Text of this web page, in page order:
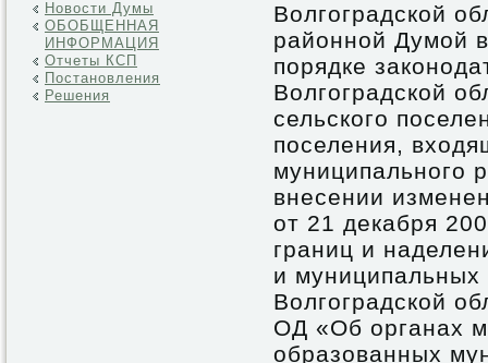
Новости Думы
ОБОБЩЕННАЯ
ИНФОРМАЦИЯ
Отчеты КСП
Постановления
Решения
Волгоградской
районной Думой
порядке
Волгоградской
сельского
поселения,
муниципального
внесении
от 21 декабря
границ и
и муниципальных
Волгоградской
ОД «Об органах
образованных